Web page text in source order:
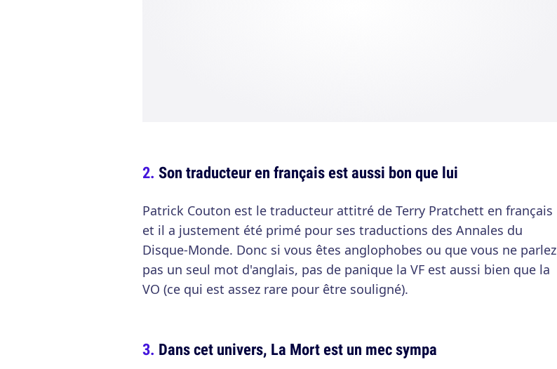
Son traducteur en français est aussi bon que lui
Patrick Couton est le traducteur attitré de Terry Pratchett en français
et il a justement été primé pour ses traductions des Annales du
Disque-Monde. Donc si vous êtes anglophobes ou que vous ne parlez
pas un seul mot d'anglais, pas de panique la VF est aussi bien que la
VO (ce qui est assez rare pour être souligné).
Dans cet univers, La Mort est un mec sympa